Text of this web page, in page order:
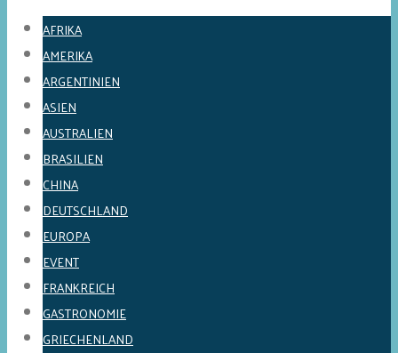
AFRIKA
AMERIKA
ARGENTINIEN
ASIEN
AUSTRALIEN
BRASILIEN
CHINA
DEUTSCHLAND
EUROPA
EVENT
FRANKREICH
GASTRONOMIE
GRIECHENLAND